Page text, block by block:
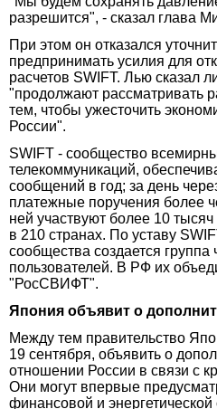
разрешится", - сказал глава
При этом он отказался
предпринимать усилия для
расчетов SWIFT. Лью сказал
"продолжают рассматривать
тем, чтобы ужесточить
России".
SWIFT - сообщество
телекоммуникаций,
сообщений в год; за день
платежные поручения более
ней участвуют более 10
в 210 странах. По уставу
сообщества создается группа
пользователей. В РФ их
"РосСВИФТ".
Япония объявит о
Между тем правительство
19 сентября, объявить о
отношении России в связи с
Они могут впервые
финансовой и